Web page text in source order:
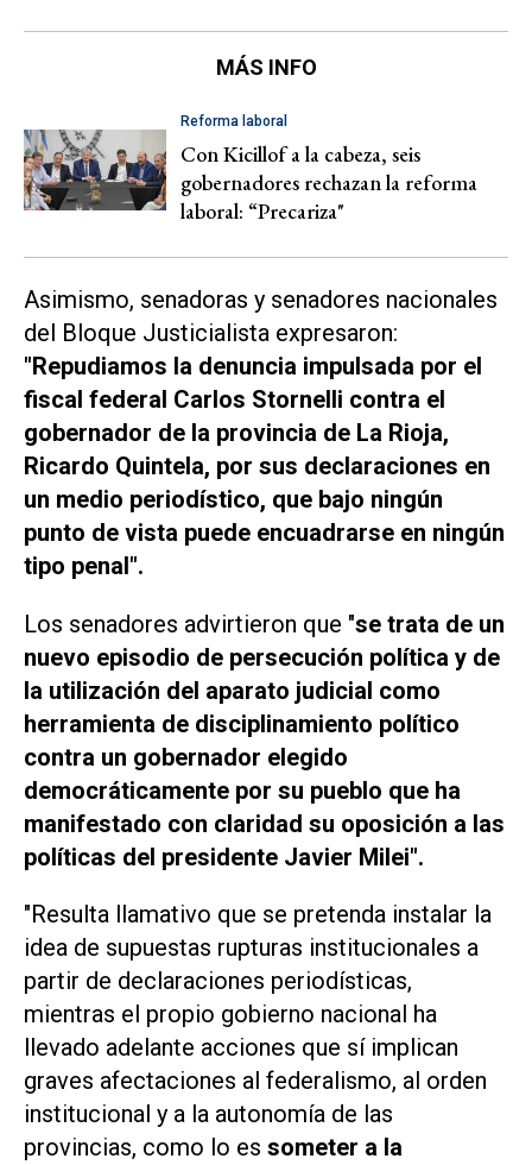
MÁS INFO
Reforma laboral
Con Kicillof a la cabeza, seis
gobernadores rechazan la reforma
laboral: “Precariza"
Asimismo, senadoras y senadores nacionales
del Bloque Justicialista expresaron:
"Repudiamos la denuncia impulsada por el
fiscal federal Carlos Stornelli contra el
gobernador de la provincia de La Rioja,
Ricardo Quintela, por sus declaraciones en
un medio periodístico, que bajo ningún
punto de vista puede encuadrarse en ningún
tipo penal".
Los senadores advirtieron que "se trata de un
nuevo episodio de persecución política y de
la utilización del aparato judicial como
herramienta de disciplinamiento político
contra un gobernador elegido
democráticamente por su pueblo que ha
manifestado con claridad su oposición a las
políticas del presidente Javier Milei".
"Resulta llamativo que se pretenda instalar la
idea de supuestas rupturas institucionales a
partir de declaraciones periodísticas,
mientras el propio gobierno nacional ha
llevado adelante acciones que sí implican
graves afectaciones al federalismo, al orden
institucional y a la autonomía de las
provincias, como lo es someter a la